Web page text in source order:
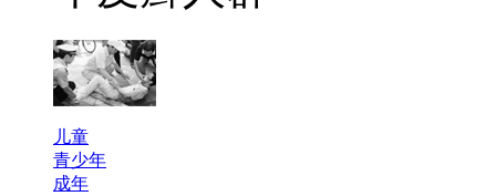
儿童
青少年
成年